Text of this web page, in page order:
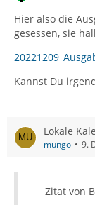
Hier also die
gesessen, sie
Kannst Du
Lokale
mungo 9.
Zitat von